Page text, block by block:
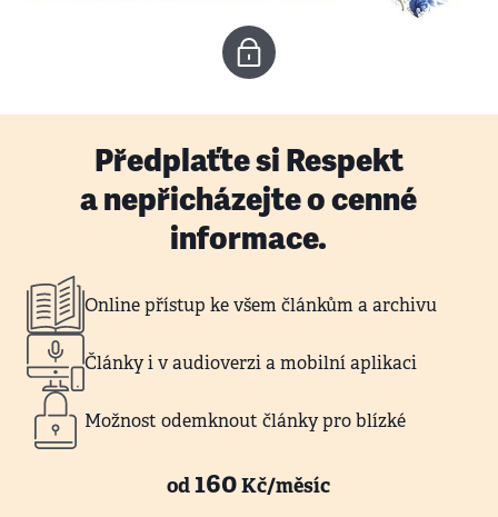
Předplaťte si Respekt
a nepřicházejte o cenné
informace.
Online přístup ke všem článkům a archivu
Články i v audioverzi a mobilní aplikaci
Možnost odemknout články pro blízké
od160Kč/měsíc